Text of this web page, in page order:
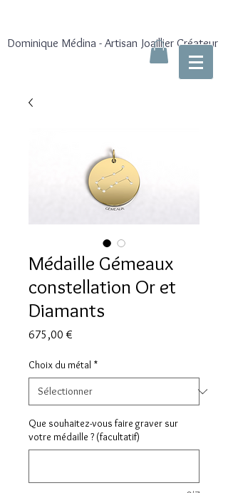
Dominique Médina - Artisan Joaillier Créateur
Médaille Gémeaux
constellation Or et
Diamants
675,00 €
Choix du métal *
Que souhaitez-vous faire graver sur
votre médaille ? (facultatif)